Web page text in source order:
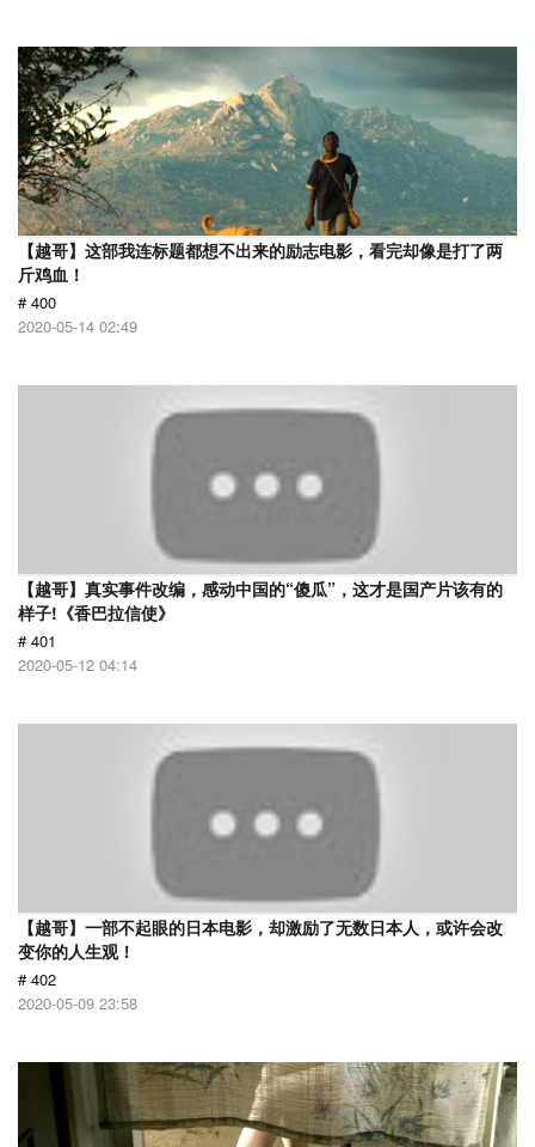
【越哥】这部我连标题都想不出来的励志电影，看完却像是打了两
斤鸡血！
# 400
2020-05-14 02:49
【越哥】真实事件改编，感动中国的“傻瓜”，这才是国产片该有的
样子!《香巴拉信使》
# 401
2020-05-12 04:14
【越哥】一部不起眼的日本电影，却激励了无数日本人，或许会改
变你的人生观！
# 402
2020-05-09 23:58